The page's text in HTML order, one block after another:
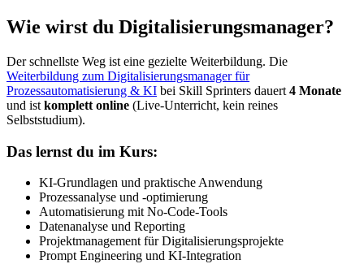
Wie wirst du Digitalisierungsmanager?
Der schnellste Weg ist eine gezielte Weiterbildung. Die
Weiterbildung zum Digitalisierungsmanager für
Prozessautomatisierung & KI bei Skill Sprinters dauert 4 Monate
und ist komplett online (Live-Unterricht, kein reines
Selbststudium).
Das lernst du im Kurs:
KI-Grundlagen und praktische Anwendung
Prozessanalyse und -optimierung
Automatisierung mit No-Code-Tools
Datenanalyse und Reporting
Projektmanagement für Digitalisierungsprojekte
Prompt Engineering und KI-Integration